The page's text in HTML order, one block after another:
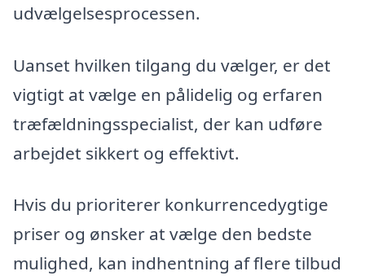
udvælgelsesprocessen.
Uanset hvilken tilgang du vælger, er det
vigtigt at vælge en pålidelig og erfaren
træfældningsspecialist, der kan udføre
arbejdet sikkert og effektivt.
Hvis du prioriterer konkurrencedygtige
priser og ønsker at vælge den bedste
mulighed, kan indhentning af flere tilbud